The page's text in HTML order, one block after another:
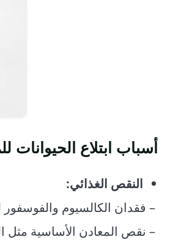
أسباب ابتلاع الحيوانات
النقص الغذائي:
– فقدان الكالسيوم
– نقص المعادن الأساسية مثل